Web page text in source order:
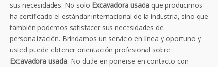
sus necesidades. No solo Excavadora usada que producimos
ha certificado el estándar internacional de la industria, sino que
también podemos satisfacer sus necesidades de
personalización. Brindamos un servicio en línea y oportuno y
usted puede obtener orientación profesional sobre
Excavadora usada. No dude en ponerse en contacto con